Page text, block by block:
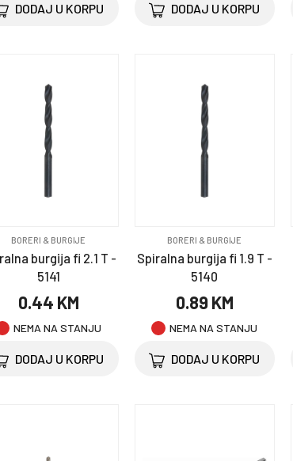
DODAJ U KORPU DODAJ U KORPU
BORERI & BURGIJE
burgija fi 2.1 T -
5141
0.44 KM
NEMA NA STANJU
DODAJ U KORPU
BORERI & BURGIJE
Spiralna burgija fi 1.9 T -
5140
0.89 KM
NEMA NA STANJU
DODAJ U KORPU